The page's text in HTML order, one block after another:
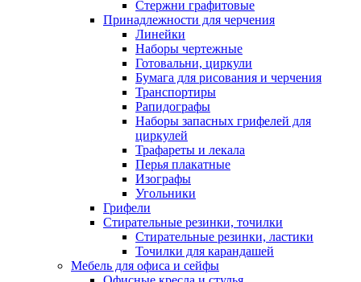
Стержни графитовые
Принадлежности для черчения
Линейки
Наборы чертежные
Готовальни, циркули
Бумага для рисования и черчения
Транспортиры
Рапидографы
Наборы запасных грифелей для
циркулей
Трафареты и лекала
Перья плакатные
Изографы
Угольники
Грифели
Стирательные резинки, точилки
Стирательные резинки, ластики
Точилки для карандашей
Мебель для офиса и сейфы